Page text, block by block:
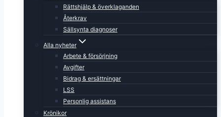
Rättshjälp & överklaganden
Återkrav
Sällsynta diagnoser
Alla nyheter
Arbete & försörjning
Avgifter
Bidrag & ersättningar
LSS
Personlig assistans
Krönikor